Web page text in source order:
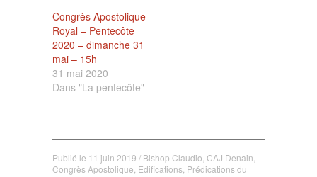
Congrès Apostolique
Royal – Pentecôte
2020 – dimanche 31
mai – 15h
31 mai 2020
Dans "La pentecôte"
Publié le 11 juin 2019 / Bishop Claudio CAJ Denain
Congrès Apostolique Edifications Prédications du